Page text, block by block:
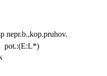
nepr.b.,kop.pruhov.
pot.:(E:L*)